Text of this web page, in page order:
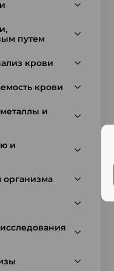
путем
крови
крови
и
и